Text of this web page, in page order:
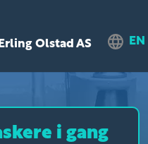
Olstad AS EN
i gang